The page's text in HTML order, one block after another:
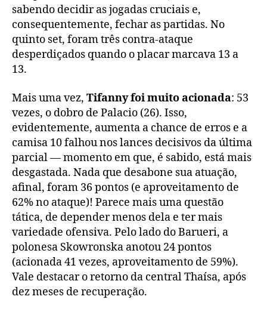
sabendo decidir as jogadas cruciais e,
consequentemente, fechar as partidas. No
quinto set, foram três contra-ataque
desperdiçados quando o placar marcava 13 a
13.
Mais uma vez, Tifanny foi muito acionada: 53
vezes, o dobro de Palacio (26). Isso,
evidentemente, aumenta a chance de erros e a
camisa 10 falhou nos lances decisivos da última
parcial — momento em que, é sabido, está mais
desgastada. Nada que desabone sua atuação,
afinal, foram 36 pontos (e aproveitamento de
62% no ataque)! Parece mais uma questão
tática, de depender menos dela e ter mais
variedade ofensiva. Pelo lado do Barueri, a
polonesa Skowronska anotou 24 pontos
(acionada 41 vezes, aproveitamento de 59%).
Vale destacar o retorno da central Thaísa, após
dez meses de recuperação.